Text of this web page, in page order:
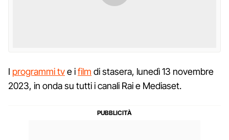
I programmi tve ifilm di stasera, lunedì 13 novembre
2023, in onda su tutti i canali Rai e Mediaset.